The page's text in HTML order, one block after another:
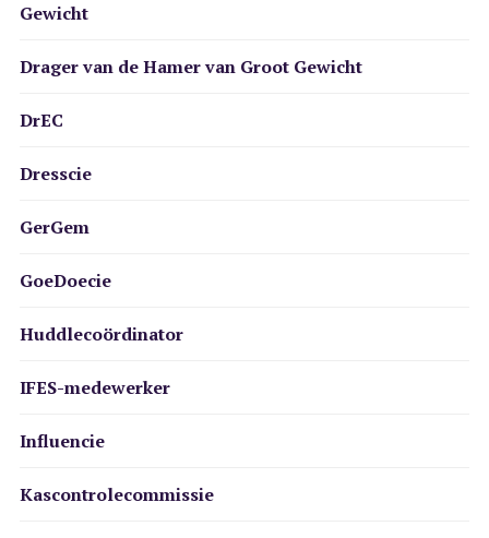
Gewicht
Drager van de Hamer van Groot Gewicht
DrEC
Dresscie
GerGem
GoeDoecie
Huddlecoördinator
IFES-medewerker
Influencie
Kascontrolecommissie